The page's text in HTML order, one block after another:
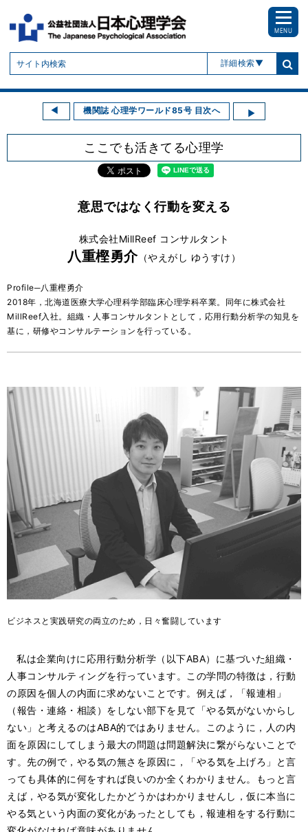
詳細検索
MENU
機関誌 心理学ワールド85号 目次へ
ここでも活きてる心理学
意思ではなく行動を変える
株式会社MillReef コンサルタント
八重樫勇介（やえがし ゆうすけ）
Profile─八重樫勇介
2018年，北海道医療大学心理科学部臨床心理学科卒業。同年に株式会社
MillReef入社。組織・人事コンサルタントとして，応用行動分析学の知見を
基に，研修やコンサルテーションを行っている。
ビジネスと実践研究の両立のため，日々奮闘しています
私は企業向けに応用行動分析学（以下ABA）に基づいた組織・
人事コンサルティングを行っています。この学問の特徴は，行動
の原因を個人の内面に求めないことです。例えば，「報連相」
（報告・連絡・相談）をしない部下を見て「やる気がないからし
ない」と考えるのはABA的ではありません。このように，人の内
面を原因にしてしまう最大の問題は問題解決に繋がらないことで
す。先の例で，やる気の無さを原因に，「やる気を上げろ」と言
っても具体的に何をすれば良いのか全くわかりません。もっと言
えば，やる気が変化したかどうかはわかりませんし，仮に本当に
やる気という内面の変化があったとしても，報連相をする行動に